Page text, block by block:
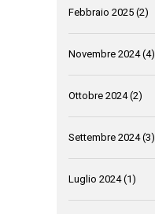
Febbraio 2025 (2)
Novembre 2024(4)
Ottobre 2024(2)
Settembre 2024(3)
Luglio 2024(1)